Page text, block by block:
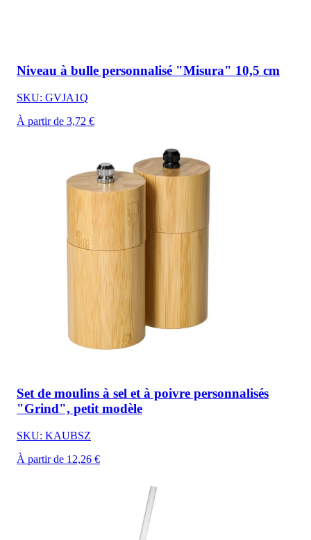
Niveau à bulle personnalisé "Misura" 10,5 cm
SKU: GVJA1Q
À partir de 3,72 €
Set de moulins à sel et à poivre personnalisés
"Grind", petit modèle
SKU: KAUBSZ
À partir de 12,26 €